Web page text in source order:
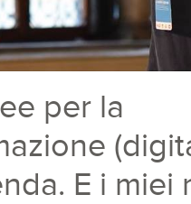
per la
E i miei